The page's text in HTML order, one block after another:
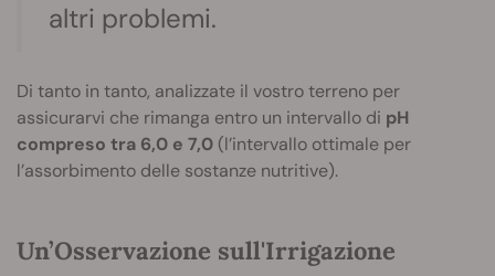
altri problemi.
Di tanto in tanto, analizzate il vostro terreno per
assicurarvi che rimanga entro un intervallo di pH
compreso tra 6,0 e 7,0 (l’intervallo ottimale per
l’assorbimento delle sostanze nutritive).
Un’Osservazione sull'Irrigazione